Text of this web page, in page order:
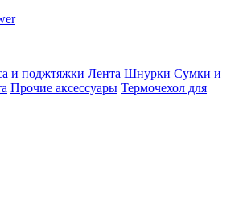
и поджтяжки Лента Шнурки Сумки и
Прочие аксессуары Термочехол для